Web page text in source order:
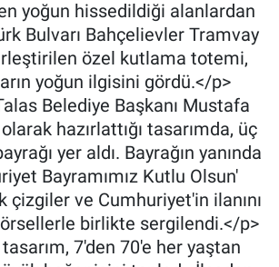
yoğun hissedildiği alanlardan
Bulvarı Bahçelievler Tramvay
özel kutlama totemi,
yoğun ilgisini gördü.</p>
Belediye Başkanı Mustafa
olarak hazırlattığı tasarımda, üç
yer aldı. Bayrağın yanında
Bayramımız Kutlu Olsun'
çizgiler ve Cumhuriyet'in ilanını
birlikte sergilendi.</p>
7'den 70'e her yaştan